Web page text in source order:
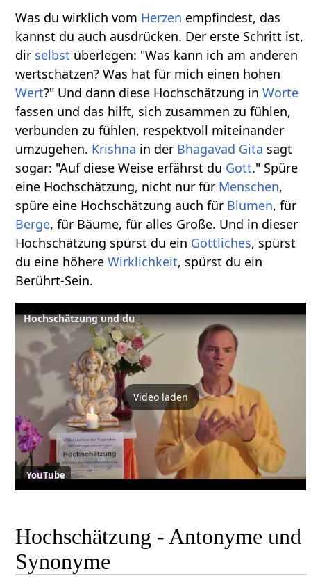
Was du wirklich vom Herzen empfindest, das
kannst du auch ausdrücken. Der erste Schritt ist,
dir selbst überlegen: "Was kann ich am anderen
wertschätzen? Was hat für mich einen hohen
Wert?" Und dann diese Hochschätzung inWorte
fassen und das hilft, sich zusammen zu fühlen,
verbunden zu fühlen, respektvoll miteinander
umzugehen. Krishna in der Bhagavad Gita sagt
sogar: "Auf diese Weise erfährst du Gott." Spüre
eine Hochschätzung, nicht nur für Menschen,
spüre eine Hochschätzung auch für Blumen, für
Berge, für Bäume, für alles Große. Und in dieser
Hochschätzung spürst du ein Göttliches, spürst
du eine höhereWirklichkeit, spürst du ein
Berührt-Sein.
Hochschätzung und du
Video laden
YouTube
Hochschätzung - Antonyme und
Synonyme